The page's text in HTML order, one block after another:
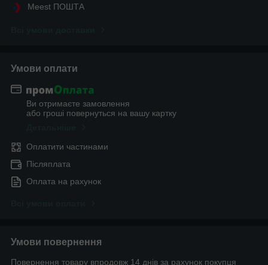
Meest ПОШТА
Умови оплати
Ви отримаєте замовлення
або гроші повернуться на вашу картку
Оплатити частинами
Післяплата
Оплата на рахунок
Умови повернення
Повернення товару впродовж 14 днів за рахунок покупця